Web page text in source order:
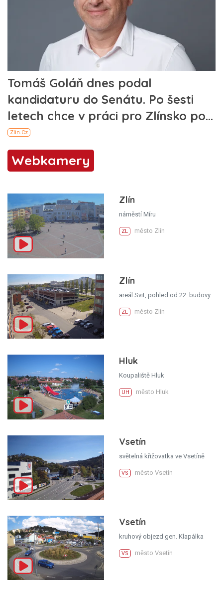
Webkamery
Zlín
náměstí Míru
ZL město Zlín
Zlín
areál Svit, pohled od 22. budovy
ZL město Zlín
Hluk
Koupaliště Hluk
UH město Hluk
Vsetín
světelná křižovatka ve Vsetíně
VS město Vsetín
Vsetín
kruhový objezd gen. Klapálka
VS město Vsetín